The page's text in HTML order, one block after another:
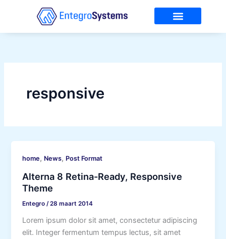
responsive
home, News, Post Format
Alterna 8 Retina-Ready, Responsive
Theme
Entegro /28 maart 2014
Lorem ipsum dolor sit amet, consectetur adipiscing
elit. Integer fermentum tempus lectus, sit amet